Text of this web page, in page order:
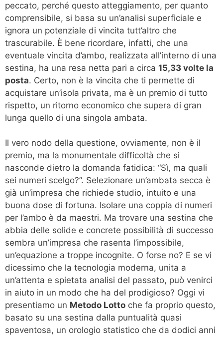
peccato, perché questo atteggiamento, per quanto
comprensibile, si basa su un’analisi superficiale e
ignora un potenziale di vincita tutt’altro che
trascurabile. È bene ricordare, infatti, che una
eventuale vincita d’ambo, realizzata all’interno di una
sestina, ha una resa netta pari a circa 15,33 volte la
posta. Certo, non è la vincita che ti permette di
acquistare un’isola privata, ma è un premio di tutto
rispetto, un ritorno economico che supera di gran
lunga quello di una singola ambata.
Il vero nodo della questione, ovviamente, non è il
premio, ma la monumentale difficoltà che si
nasconde dietro la domanda fatidica: “Sì, ma quali
sei numeri scelgo?”. Selezionare un’ambata secca è
già un’impresa che richiede studio, intuito e una
buona dose di fortuna. Isolare una coppia di numeri
per l’ambo è da maestri. Ma trovare una sestina che
abbia delle solide e concrete possibilità di successo
sembra un’impresa che rasenta l’impossibile,
un’equazione a troppe incognite. O forse no? E se vi
dicessimo che la tecnologia moderna, unita a
un’attenta e spietata analisi del passato, può venirci
in aiuto in un modo che ha del prodigioso? Oggi vi
presentiamo un Metodo Lotto che fa proprio questo,
basato su una sestina dalla puntualità quasi
spaventosa, un orologio statistico che da dodici anni